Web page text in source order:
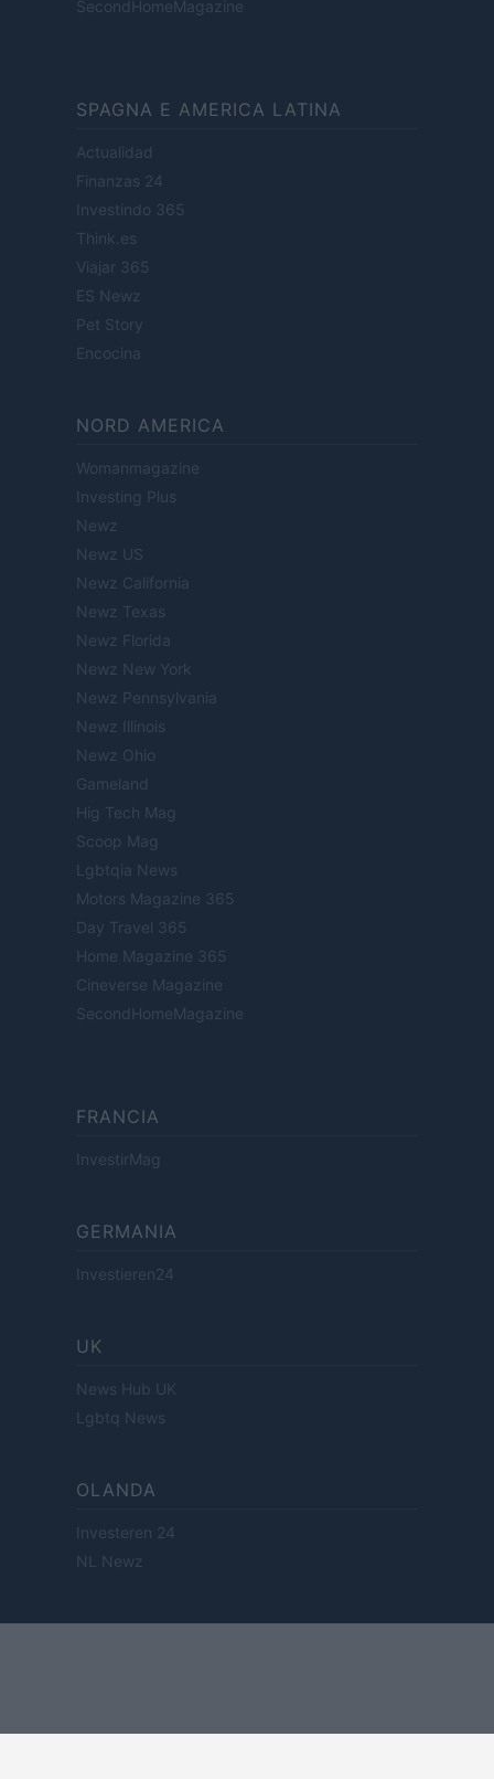
SecondHomeMagazine
SPAGNA E AMERICA LATINA
Actualidad
Finanzas 24
Investindo 365
Think.es
Viajar 365
ES Newz
Pet Story
Encocina
NORD AMERICA
Womanmagazine
Investing Plus
Newz
Newz US
Newz California
Newz Texas
Newz Florida
Newz New York
Newz Pennsylvania
Newz Illinois
Newz Ohio
Gameland
Hig Tech Mag
Scoop Mag
Lgbtqia News
Motors Magazine 365
Day Travel 365
Home Magazine 365
Cineverse Magazine
SecondHomeMagazine
FRANCIA
InvestirMag
GERMANIA
Investieren24
UK
News Hub UK
Lgbtq News
OLANDA
Investeren 24
NL Newz